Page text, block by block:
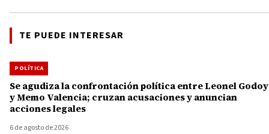
TE PUEDE INTERESAR
POLÍTICA
Se agudiza la confrontación política entre Leonel Godoy
y Memo Valencia; cruzan acusaciones y anuncian
acciones legales
6 de agosto de 2026